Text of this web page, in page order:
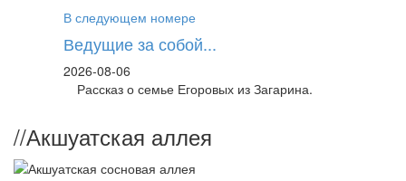
В следующем номере
Ведущие за собой...
2026-08-06
Рассказ о семье Егоровых из Загарина.
//Акшуатская аллея